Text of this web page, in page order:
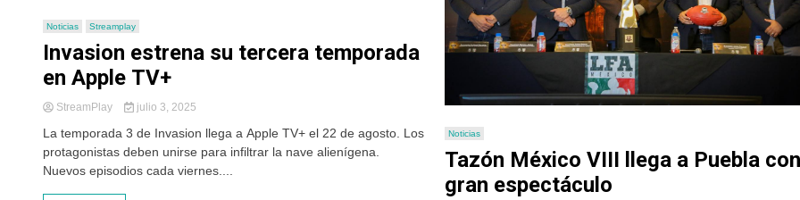
Noticias Streamplay
Invasion estrena su tercera temporada
en Apple TV+
StreamPlay julio 3, 2025
La temporada 3 de Invasion llega a Apple TV+ el 22 de agosto. Los
protagonistas deben unirse para infiltrar la nave alienígena.
Nuevos episodios cada viernes....
Noticias
Tazón México VIII llega a Puebla con
gran espectáculo